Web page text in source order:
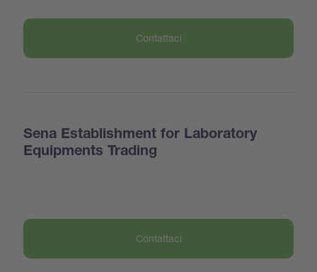
Contattaci
Sena Establishment for Laboratory
Equipments Trading
Contattaci